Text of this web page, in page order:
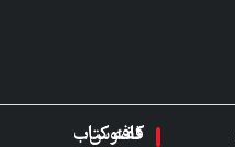
کافه کتاب ققنوس: